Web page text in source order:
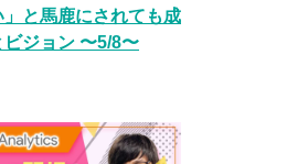
」と馬鹿にされても成
ビジョン 〜5/8〜